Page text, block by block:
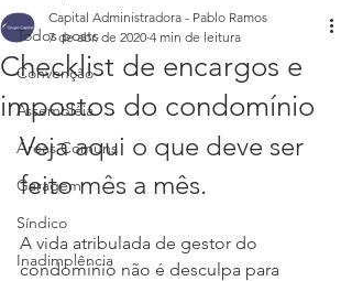
Todos posts
Convenção
Assembléia
Áreas Comuns
Garagem
Síndico
Inadimplência
Checklist de encargos e
impostos do condomínio
Capital Administradora - Pablo Ramos
7 de abr. de 2020 4 min de leitura
Veja aqui o que deve ser
feito mês a mês.
A vida atribulada de gestor do
condomínio não é desculpa para